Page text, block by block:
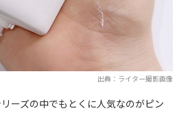
出典：ライター撮影画像
ーズの中でもとくに人気なのがピン